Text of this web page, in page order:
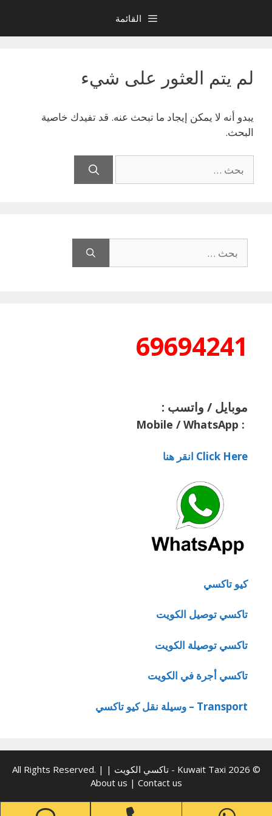
المحتوى
القائمة
لم يتم العثور على شيء
يبدو أنه لا يمكن إيجاد ما تبحث عنه. قد تفيدك خاصية
البحث.
عن:
عن:
69694241
موبايل / واتسب :
:
Mobile / WhatsApp
Click Here انقر هنا
كيو تاكسي
تاكسي توصيل الكويت
تاكسي توصيلة الكويت
تاكسي أجرة في الكويت
Transport – وسيلة نقل كيو تاكسي
© 2026 Kuwait Taxi - تاكسي الكويت | All Rights Reserved. |
About us | Contact us